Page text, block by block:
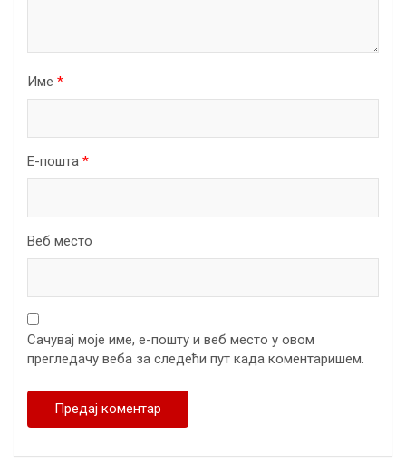
Име *
Е-пошта *
Веб место
Сачувај моје име, е-пошту и веб место у овом
прегледачу веба за следећи пут када коментаришем.